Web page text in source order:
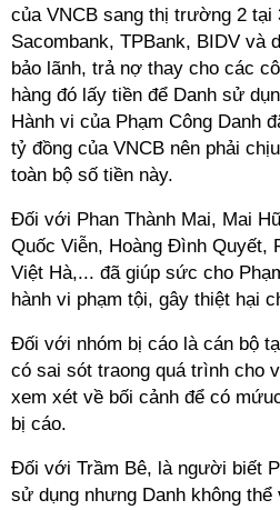
của VNCB sang thị trường 2 tại
Sacombank, TPBank, BIDV và
bảo lãnh, trả nợ thay cho các
hàng đó lấy tiền để Danh sử
Hành vi của Phạm Công Danh
tỷ đồng của VNCB nên phải
toàn bộ số tiền này.
Đối với Phan Thành Mai, Mai
Quốc Viễn, Hoàng Đình Quyết,
Việt Hà,... đã giúp sức cho
hành vi phạm tội, gây thiệt hại
Đối với nhóm bị cáo là cán bộ
có sai sót traong quá trình cho
xem xét về bối cảnh để có
bị cáo.
Đối với Trầm Bê, là người biết
sử dụng nhưng Danh không